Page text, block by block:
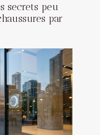
secrets peu
par